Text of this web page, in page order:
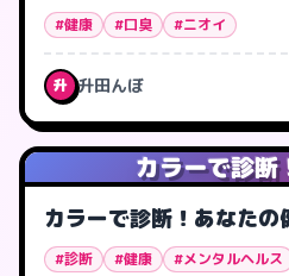
#健康 #口臭 #ニオイ
升 升田んぼ
カラーで診
カラーで診断！あなた
#診断 #健康 #メンタルヘルス